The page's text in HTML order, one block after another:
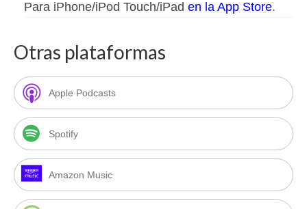
Para iPhone/iPod Touch/iPad en la App Store.
Otras plataformas
Apple Podcasts
Spotify
Amazon Music